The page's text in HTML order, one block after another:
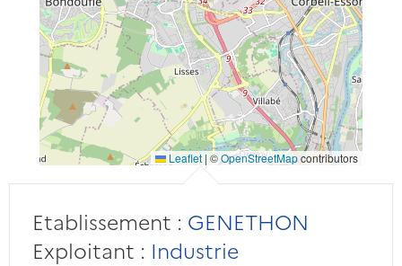
Leaflet | ©OpenStreetMapcontributors
Etablissement : GENETHON
Exploitant : Industrie